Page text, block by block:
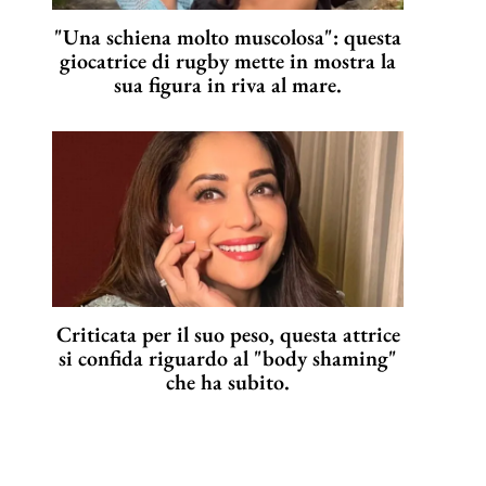
"Una schiena molto muscolosa": questa
giocatrice di rugby mette in mostra la
sua figura in riva al mare.
Criticata per il suo peso, questa attrice
si confida riguardo al "body shaming"
che ha subito.